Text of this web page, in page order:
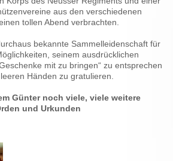
aus den verschiedenen
tollen Abend verbrachten.
bekannte Sammelleidenschaft für
seinem ausdrücklichen
mit zu bringen“ zu entsprechen
Händen zu gratulieren.
Günter noch viele, viele weitere
und Urkunden